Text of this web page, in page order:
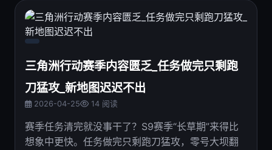
三角洲行动赛季内容匮乏_任务做完只剩跑
刀猛攻_新地图迟迟不出
2026-04-25 14 阅读
赛季任务清完就没事干了？S9赛季“长草期”来得比
想象中更快。任务做完只剩跑刀猛攻，零号大坝翻